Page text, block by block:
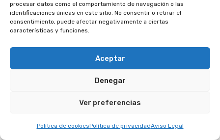
procesar datos como el comportamiento de navegación o las
identificaciones únicas en este sitio. No consentir o retirar el
consentimiento, puede afectar negativamente a ciertas
características y funciones.
Aceptar
Denegar
Ver preferencias
Política de cookiesPolítica de privacidadAviso Legal